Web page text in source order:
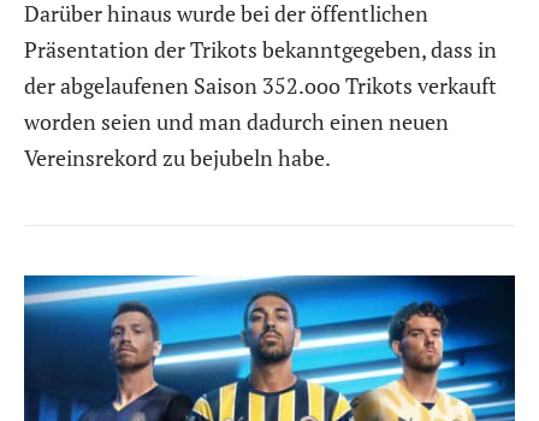
Darüber hinaus wurde bei der öffentlichen
Präsentation der Trikots bekanntgegeben, dass in
der abgelaufenen Saison 352.ooo Trikots verkauft
worden seien und man dadurch einen neuen
Vereinsrekord zu bejubeln habe.